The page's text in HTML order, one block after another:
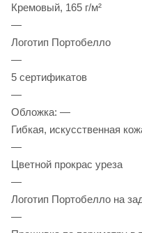
Кремовый, 165 г/м²
—
Логотип Портобелло
—
5 сертификатов
—
Обложка: —
Гибкая, искусственная
—
Цветной прокрас уреза
—
Логотип Портобелло на
—